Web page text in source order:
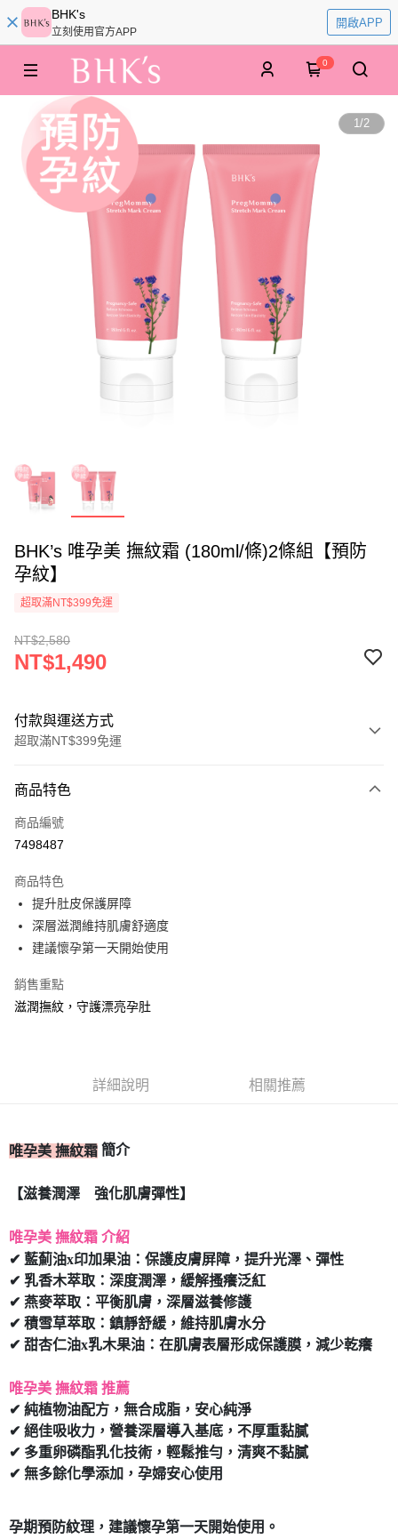
BHK's
立刻使用官方APP
開啟APP
0
1/2
BHK’s 唯孕美 撫紋霜 (180ml/條)2條組【預防
孕紋】
超取滿NT$399免運
NT$2,580
NT$1,490
付款與運送方式
超取滿NT$399免運
信用卡一次付款
信用卡分期付款
合作金庫商業銀行
華南商業銀行
上海商業儲蓄銀行
國泰世華商業銀行
匯豐（台灣）商業銀行
聯邦商業銀行
台灣樂天信用卡公司
超商取貨付款
LINE Pay
街口支付
付款後全家取貨
每筆NT$80，滿NT$490(含以上)免運費
付款後7-11取貨
每筆NT$80，滿NT$490(含以上)免運費
宅配
每筆NT$80，滿NT$490(含以上)免運費
商品特色
商品編號
7498487
商品特色
提升肚皮保護屏障
深層滋潤維持肌膚舒適度
建議懷孕第一天開始使用
銷售重點
滋潤撫紋，守護漂亮孕肚
詳細說明 相關推薦
唯孕美 撫紋霜 簡介
【滋養潤澤 強化肌膚彈性】
唯孕美 撫紋霜 介紹
✔ 藍薊油x印加果油：保護皮膚屏障，提升光澤、彈性
✔ 乳香木萃取：深度潤澤，緩解搔癢泛紅
✔ 燕麥萃取：平衡肌膚，深層滋養修護
✔ 積雪草萃取：鎮靜舒緩，維持肌膚水分
✔ 甜杏仁油x乳木果油：在肌膚表層形成保護膜，減少乾癢
唯孕美 撫紋霜 推薦
✔ 純植物油配方，無合成脂，安心純淨
✔ 絕佳吸收力，營養深層導入基底，不厚重黏膩
✔ 多重卵磷酯乳化技術，輕鬆推勻，清爽不黏膩
✔ 無多餘化學添加，孕婦安心使用
孕期預防紋理，建議懷孕第一天開始使用。